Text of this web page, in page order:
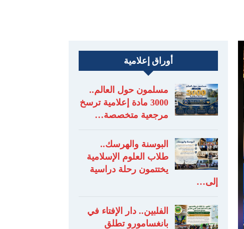
أوراق إعلامية
مسلمون حول العالم..
3000 مادة إعلامية ترسخ
مرجعية متخصصة…
البوسنة والهرسك..
طلاب العلوم الإسلامية
يختتمون رحلة دراسية
إلى…
الفلبين.. دار الإفتاء في
بانغسامورو تطلق